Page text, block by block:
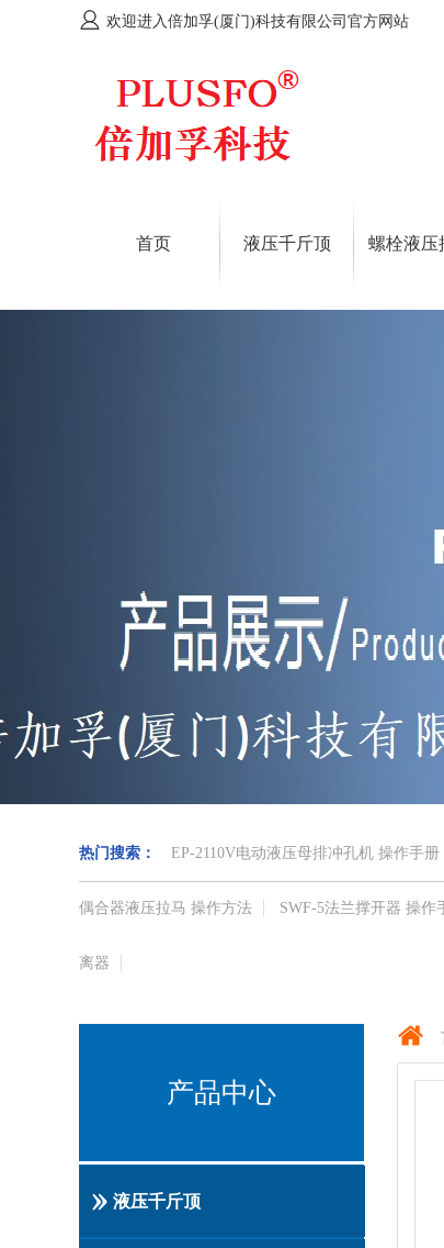
欢迎进入倍加孚(厦门)科技有限公司官方网站
首页 液压千斤顶 螺栓液压
热门搜索： EP-2110V电动液压母排冲孔机 操作手册
偶合器液压拉马 操作方法 SWF-5法兰撑开器 操作
离器
产品中心
液压千斤顶